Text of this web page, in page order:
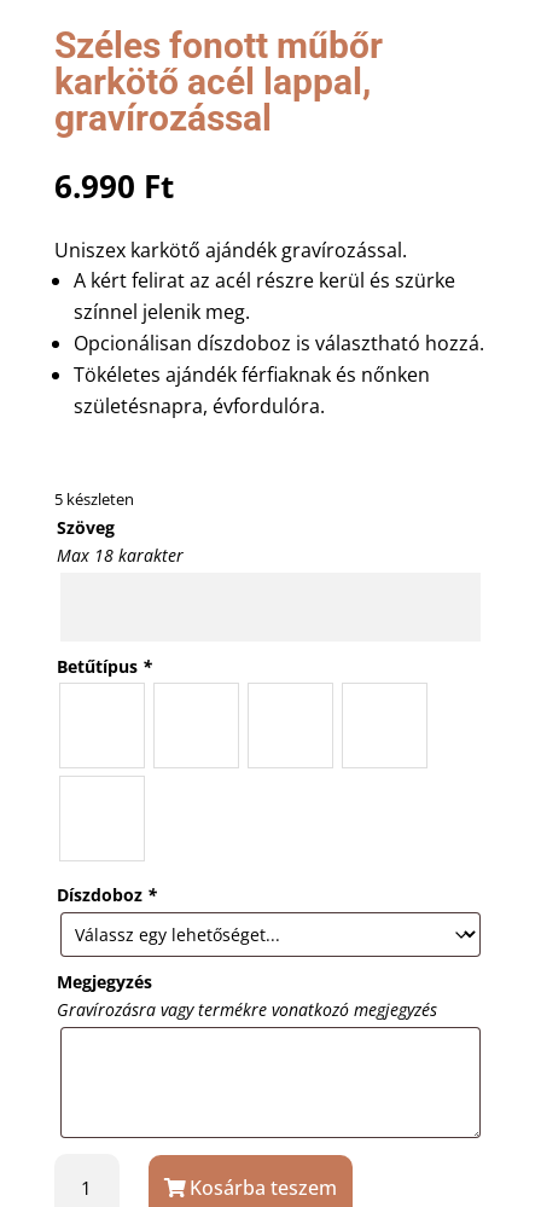
Széles fonott műbőr
karkötő acél lappal,
gravírozással
6.990 Ft
Uniszex karkötő ajándék gravírozással.
A kért felirat az acél részre kerül és szürke
színnel jelenik meg.
Opcionálisan díszdoboz is választható hozzá.
Tökéletes ajándék férfiaknak és nőnken
születésnapra, évfordulóra.
5 készleten
Szöveg
Max 18 karakter
Betűtípus *
Díszdoboz *
Megjegyzés
Gravírozásra vagy termékre vonatkozó megjegyzés
fonott
Kosárba teszem